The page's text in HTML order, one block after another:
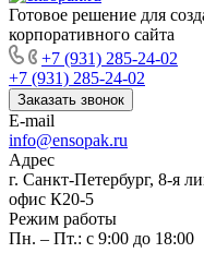
Готовое решение для
корпоративного сайта
+7 (931) 285-24-02
+7 (931) 285-24-02
Заказать звонок
E-mail
info@ensopak.ru
Адрес
г. Санкт-Петербург, 8-я
офис К20-5
Режим работы
Пн. – Пт.: с 9:00 до 18:00